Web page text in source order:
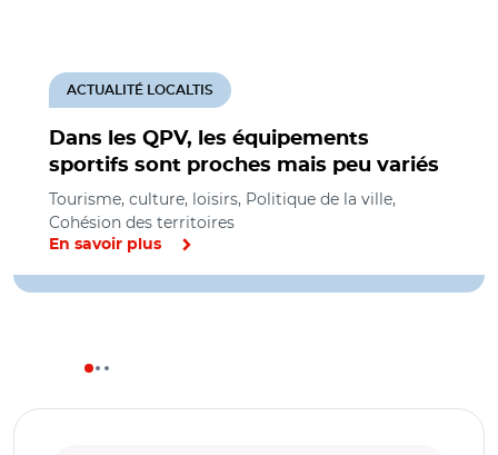
Dans les QPV, les équipements
sportifs sont proches mais peu variés
ACTUALITÉ LOCALTIS
Tourisme, culture, loisirs, Politique de la ville,
Cohésion des territoires
En savoir plus